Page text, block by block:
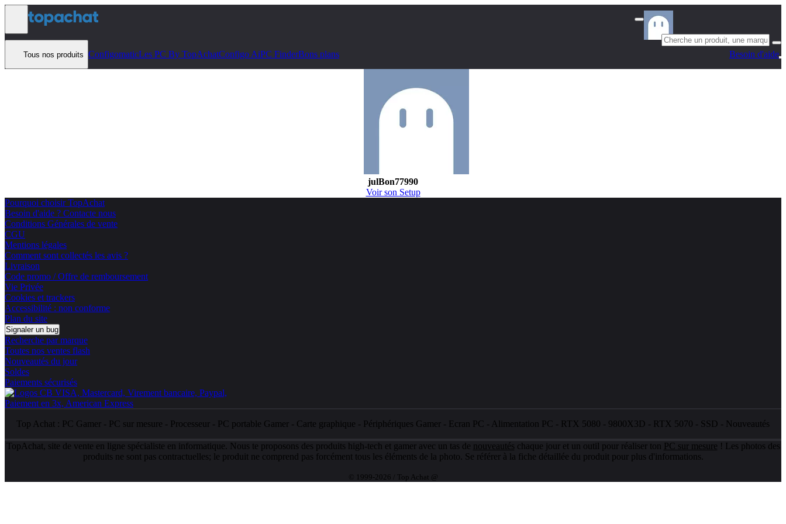
Aller au contenu
Tous nos produits ConfigomaticLes PC By TopAchatConfigo AiPC FinderBons plans Besoin d'aide
julBon77990
Voir son Setup
Pourquoi choisir TopAchat
Besoin d'aide ? Contacte nous
Conditions Générales de vente
CGU
Mentions légales
Comment sont collectés les avis ?
Livraison
Code promo / Offre de remboursement
Vie Privée
Cookies et trackers
Accessibilité : non conforme
Plan du site
Signaler un bug
Recherche par marque
Toutes nos ventes flash
Nouveautés du jour
Soldes
Paiements sécurisés
Top Achat : PC Gamer - PC sur mesure - Processeur - PC portable Gamer - Carte graphique - Périphériques Gamer - Ecran PC - Alimentation PC - RTX 5080 - 9800X3D - RTX 5070 - SSD - Nouveautés
TopAchat, site de vente en ligne spécialiste en informatique. Nous te proposons des produits high-tech et gamer avec un tas de nouveautés chaque jour et un outil pour réaliser ton PC sur mesure ! Les photos des
produits ne sont pas contractuelles; le produit ne comprend pas forcément tous les éléments de la photo. Se référer à la fiche détaillée du produit pour plus d'informations.
© 1999-2026 / Top Achat @